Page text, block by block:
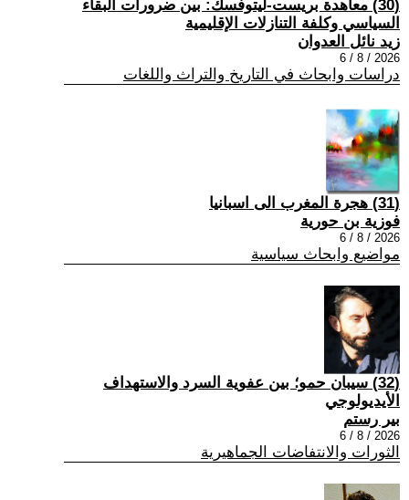
(30) معاهدة بريست-ليتوفسك: بين ضرورات البقاء
السياسي وكلفة التنازلات الإقليمية
زيد نائل العدوان
2026 / 8 / 6
دراسات وابحاث في التاريخ والتراث واللغات
(31) هجرة المغرب الى اسبانيا
فوزية بن حورية
2026 / 8 / 6
مواضيع وابحاث سياسية
(32) سيبان حمو؛ بين عفوية السرد والاستهداف
الأيديولوجي
بير رستم
2026 / 8 / 6
الثورات والانتفاضات الجماهيرية